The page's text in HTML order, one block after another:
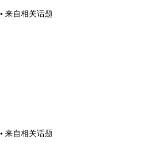
• 来自相关话题
• 来自相关话题